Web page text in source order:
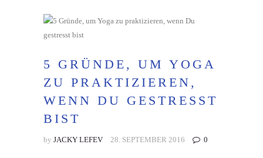
5 GRÜNDE, UM YOGA
ZU PRAKTIZIEREN,
WENN DU GESTRESST
BIST
by JACKY LEFEV 28. SEPTEMBER 2016 0